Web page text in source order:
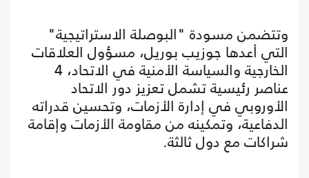
وتتضمن مسودة "البوصلة الاستراتيجية"
التي أعدها جوزيب بوريل، مسؤول العلاقات
الخارجية والسياسة الأمنية في الاتحاد، 4
عناصر رئيسية تشمل تعزيز دور الاتحاد
الأوروبي في إدارة الأزمات، وتحسين قدراته
الدفاعية، وتمكينه من مقاومة الأزمات وإقامة
شراكات مع دول ثالثة.